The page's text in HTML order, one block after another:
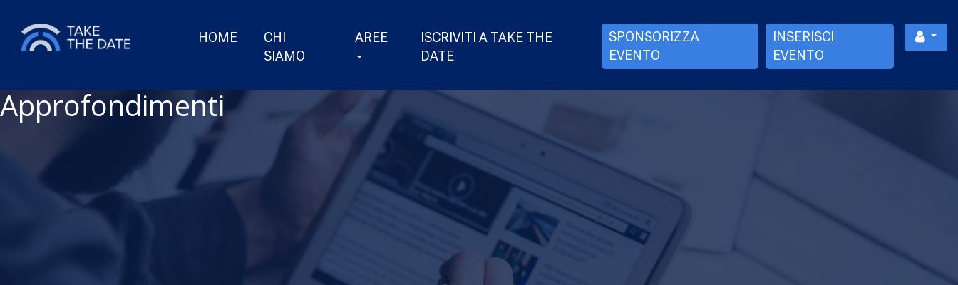
HOME
CHI
SIAMO
AREE
ISCRIVITI A TAKE THE
DATE
SPONSORIZZA
EVENTO
INSERISCI
EVENTO
Approfondimenti